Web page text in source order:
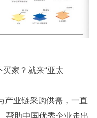
家？就来“亚太
产业链采购供需，一直
帮助中国优秀企业走出